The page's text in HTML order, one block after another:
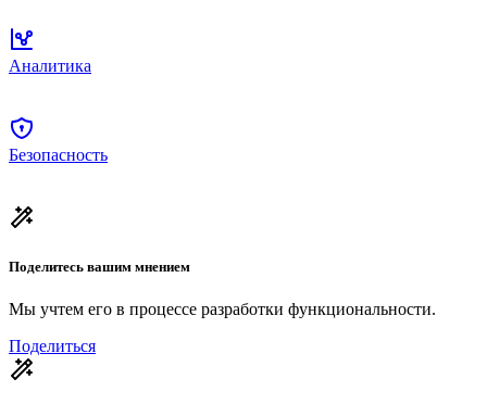
Аналитика
Безопасность
Поделитесь вашим мнением
Мы учтем его в процессе разработки функциональности.
Поделиться